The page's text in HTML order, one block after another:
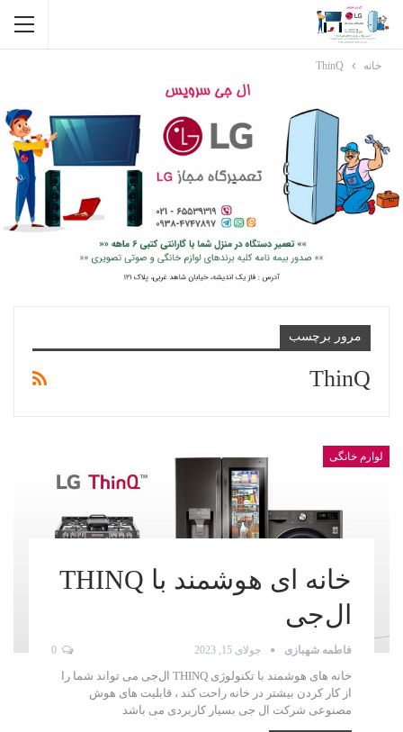
خانه ThinQ
مرور برچسب
ThinQ
لوارم خانگی
خانه ای هوشمند با THINQ
ال‌جی
فاطمه شهبازی جولای 15, 2023 0
خانه های هوشمند با تکنولوژی THINQ ال‌جی می تواند شما را
از کار کردن بیشتر در خانه راحت کند ، قابلیت های هوش
مصنوعی شرکت ال جی بسیار کاربردی می باشد